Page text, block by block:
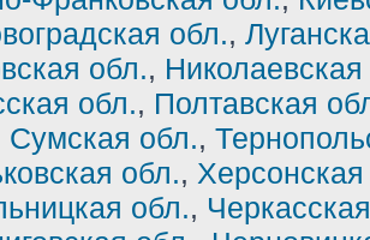
обл.,
обл.,
обл., Полтавская
Сумская обл.,
обл.,
обл.,